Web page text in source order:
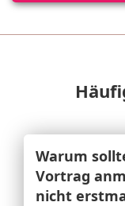
Warum
Vortrag
nicht